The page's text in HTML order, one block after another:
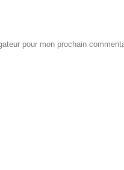
pour mon prochain